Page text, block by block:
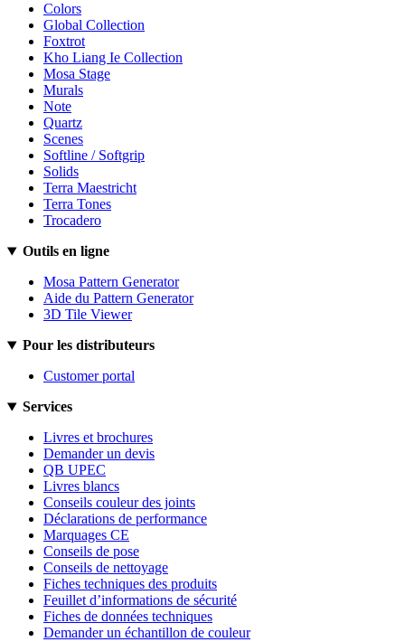
Colors
Global Collection
Foxtrot
Kho Liang Ie Collection
Mosa Stage
Murals
Note
Quartz
Scenes
Softline / Softgrip
Solids
Terra Maestricht
Terra Tones
Trocadero
Outils en ligne
Mosa Pattern Generator
Aide du Pattern Generator
3D Tile Viewer
Pour les distributeurs
Customer portal
Services
Livres et brochures
Demander un devis
QB UPEC
Livres blancs
Conseils couleur des joints
Déclarations de performance
Marquages CE
Conseils de pose
Conseils de nettoyage
Fiches techniques des produits
Feuillet d’informations de sécurité
Fiches de données techniques
Demander un échantillon de couleur